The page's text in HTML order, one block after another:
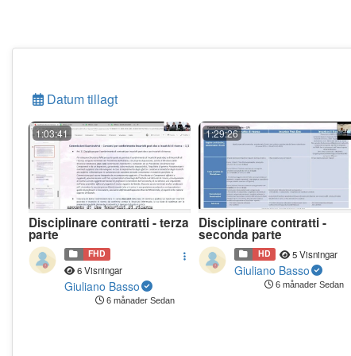
Datum tillagt
1:03:41
Disciplinare contratti - terza
parte
FHD
6 Visningar
Giuliano Basso
6 månader Sedan
1:29:26
Disciplinare contratti -
seconda parte
HD 5 Visningar
Giuliano Basso
6 månader Sedan